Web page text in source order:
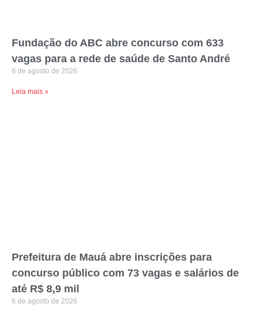
Fundação do ABC abre concurso com 633
vagas para a rede de saúde de Santo André
6 de agosto de 2026
Leia mais »
Prefeitura de Mauá abre inscrições para
concurso público com 73 vagas e salários de
até R$ 8,9 mil
6 de agosto de 2026